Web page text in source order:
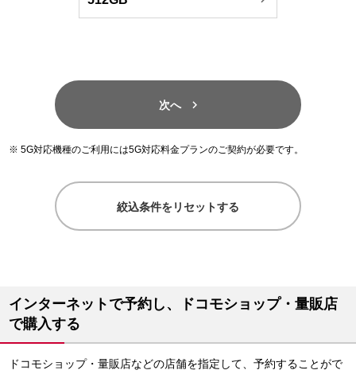
次へ 
5G対応機種のご利用には5G対応料金プランのご契約が必要です。
絞込条件をリセットする
インターネットで予約し、ドコモショップ・量販店
で購入する
ドコモショップ・量販店などの店舗を指定して、予約することがで